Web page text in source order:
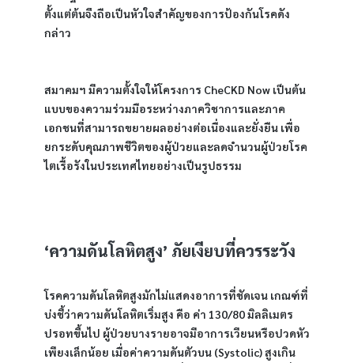
ตั้งแต่ต้นจึงถือเป็นหัวใจสำคัญของการป้องกันโรคดัง
กล่าว
สมาคมฯ มีความตั้งใจให้โครงการ CheCKD Now เป็นต้น
แบบของความร่วมมือระหว่างภาควิชาการและภาค
เอกชนที่สามารถขยายผลอย่างต่อเนื่องและยั่งยืน เพื่อ
ยกระดับคุณภาพชีวิตของผู้ป่วยและลดจำนวนผู้ป่วยโรค
ไตเรื้อรังในประเทศไทยอย่างเป็นรูปธรรม
‘ความดันโลหิตสูง’ ภัยเงียบที่ควรระวัง
โรคความดันโลหิตสูงมักไม่แสดงอาการที่ชัดเจน เกณฑ์ที่
บ่งชี้ว่าความดันโลหิตเริ่มสูง คือ ค่า 130/80 มิลลิเมตร
ปรอทขึ้นไป ผู้ป่วยบางรายอาจมีอาการเวียนหรือปวดหัว
เพียงเล็กน้อย เมื่อค่าความดันตัวบน (Systolic) สูงเกิน